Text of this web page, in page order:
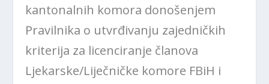
kantonalnih komora donošenjem
Pravilnika o utvrđivanju zajedničkih
kriterija za licenciranje članova
Ljekarske/Liječničke komore FBiH i